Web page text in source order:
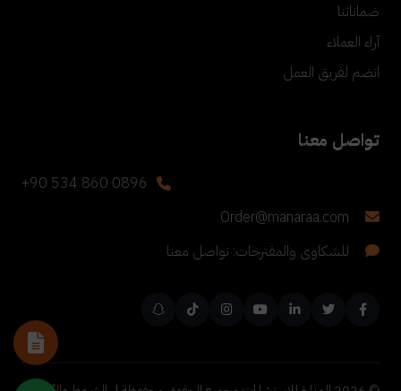
ضماناتنا
آراء العملاء
انضم لفريق العمل
تواصل معنا
+90 534 860 0896
Order@manaraa.com
للشكاوى والمقترحات: تواصل معنا